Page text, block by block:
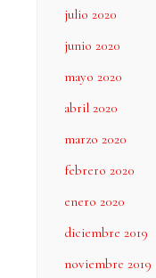
julio 2020
junio 2020
mayo 2020
abril 2020
marzo 2020
febrero 2020
enero 2020
diciembre 2019
noviembre 2019